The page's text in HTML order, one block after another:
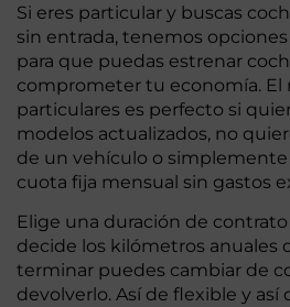
Si eres particular y buscas
sin entrada, tenemos
para que puedas estrenar
comprometer tu economía. El
particulares es perfecto si
modelos actualizados, no
de un vehículo o
cuota fija mensual sin gastos
Elige una duración de
decide los kilómetros anuales
terminar puedes cambiar de
devolverlo. Así de flexible y así